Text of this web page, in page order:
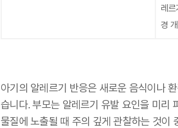
레
경
아기의 알레르기 반응은 새로운 음식이나
습니다. 부모는 알레르기 유발 요인을 미리
물질에 노출될 때 주의 깊게 관찰하는 것이